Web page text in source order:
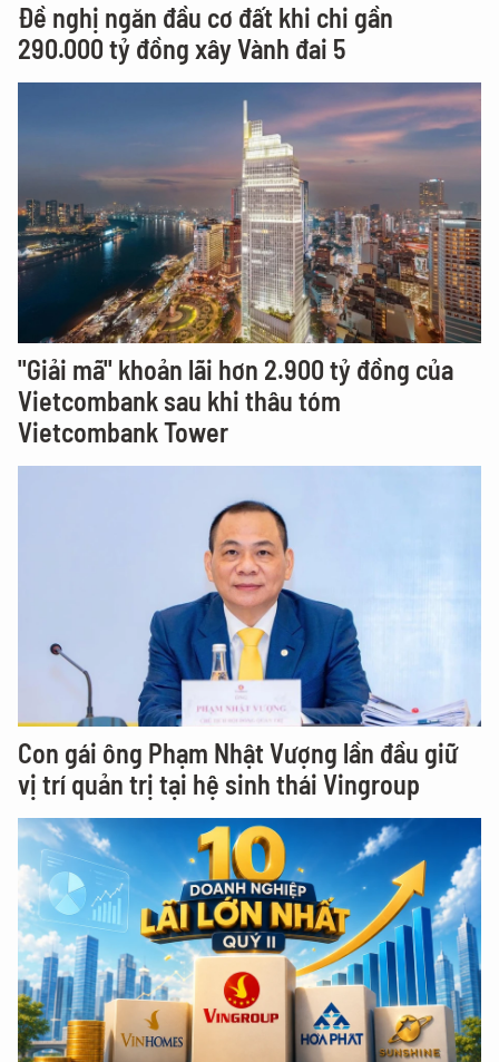
Đề nghị ngăn đầu cơ đất khi chi gần
290.000 tỷ đồng xây Vành đai 5
"Giải mã" khoản lãi hơn 2.900 tỷ đồng của
Vietcombank sau khi thâu tóm
Vietcombank Tower
Con gái ông Phạm Nhật Vượng lần đầu giữ
vị trí quản trị tại hệ sinh thái Vingroup